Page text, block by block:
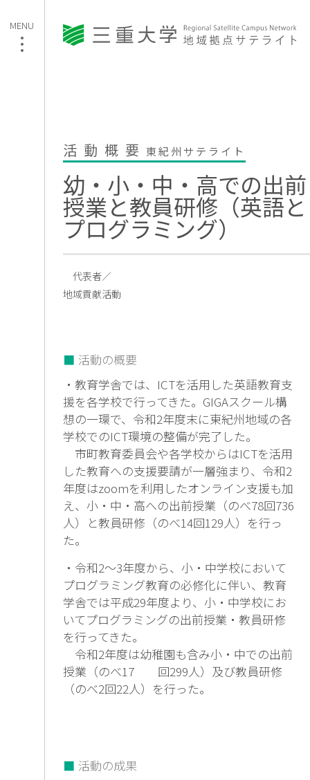
活動概要 東紀州サテライト
幼・小・中・高での出前
授業と教員研修（英語と
プログラミング）
代表者／
地域貢献活動
活動の概要
・教育学舎では、ICTを活用した英語教育支
援を各学校で行ってきた。GIGAスクール構
想の一環で、令和2年度末に東紀州地域の各
学校でのICT環境の整備が完了した。
市町教育委員会や各学校からはICTを活用
した教育への支援要請が一層強まり、令和2
年度はzoomを利用したオンライン支援も加
え、小・中・高への出前授業（のべ78回736
人）と教員研修（のべ14回129人）を行っ
た。
・令和2～3年度から、小・中学校において
プログラミング教育の必修化に伴い、教育
学舎では平成29年度より、小・中学校にお
いてプログラミングの出前授業・教員研修
を行ってきた。
令和2年度は幼稚園も含み小・中での出前
授業（のべ17 回299人）及び教員研修
（のべ2回22人）を行った。
活動の成果